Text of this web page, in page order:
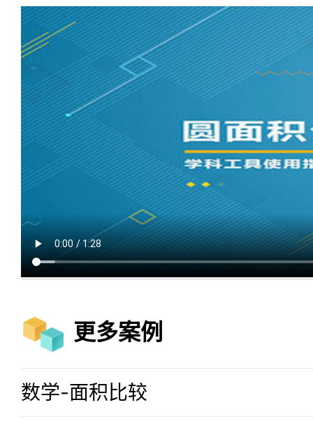
电脑版
手机版
小程序
找名师
七点半学
优秀案例
更多案例
数学-面积比较